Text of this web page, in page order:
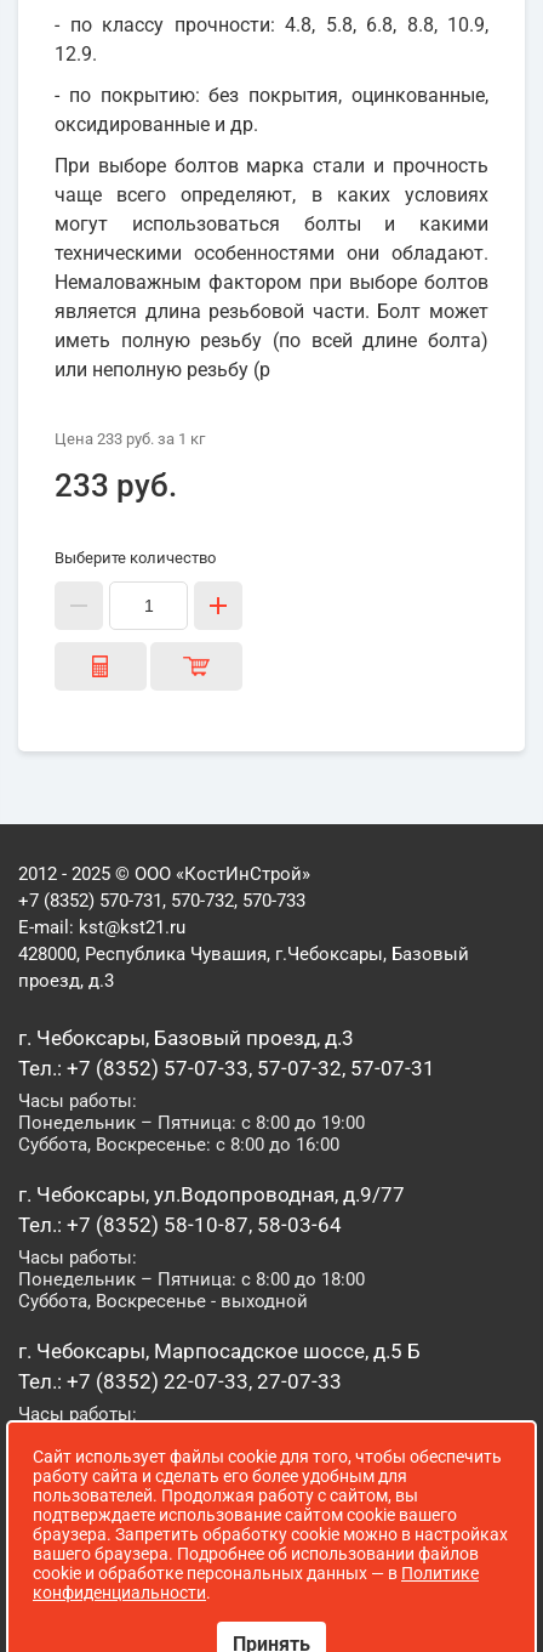
- по классу прочности: 4.8, 5.8, 6.8, 8.8, 10.9,
12.9.
- по покрытию: без покрытия, оцинкованные,
оксидированные и др.
При выборе болтов марка стали и прочность
чаще всего определяют, в каких условиях
могут использоваться болты и какими
техническими особенностями они обладают.
Немаловажным фактором при выборе болтов
является длина резьбовой части. Болт может
иметь полную резьбу (по всей длине болта)
или неполную резьбу (р
Цена 233 руб. за 1 кг
233 руб.
Выберите количество
2012 - 2025 © ООО «КостИнСтрой»
+7 (8352) 570-731, 570-732, 570-733
E-mail: kst@kst21.ru
428000, Республика Чувашия, г.Чебоксары, Базовый
проезд, д.3
г. Чебоксары, Базовый проезд, д.3
Тел.: +7 (8352) 57-07-33, 57-07-32, 57-07-31
Часы работы:
Понедельник – Пятница: с 8:00 до 19:00
Суббота, Воскресенье: с 8:00 до 16:00
г. Чебоксары, ул.Водопроводная, д.9/77
Тел.: +7 (8352) 58-10-87, 58-03-64
Часы работы:
Понедельник – Пятница: с 8:00 до 18:00
Суббота, Воскресенье - выходной
г. Чебоксары, Марпосадское шоссе, д.5 Б
Тел.: +7 (8352) 22-07-33, 27-07-33
Часы работы:
Суббота, Воскресенье: с 8:00 до 16:00
г. Йошкар-Ола, ул. Луначарского, д. 52 А
Тел.: (8362) 41-07-31
Часы работы:
Понедельник – Пятница: с 8:00 до 18:00
Сайт использует файлы cookie для того, чтобы обеспечить
работу сайта и сделать его более удобным для
пользователей. Продолжая работу с сайтом, вы
подтверждаете использование сайтом cookie вашего
браузера. Запретить обработку cookie можно в настройках
вашего браузера. Подробнее об использовании файлов
cookie и обработке персональных данных — в Политике
конфиденциальности.
Принять